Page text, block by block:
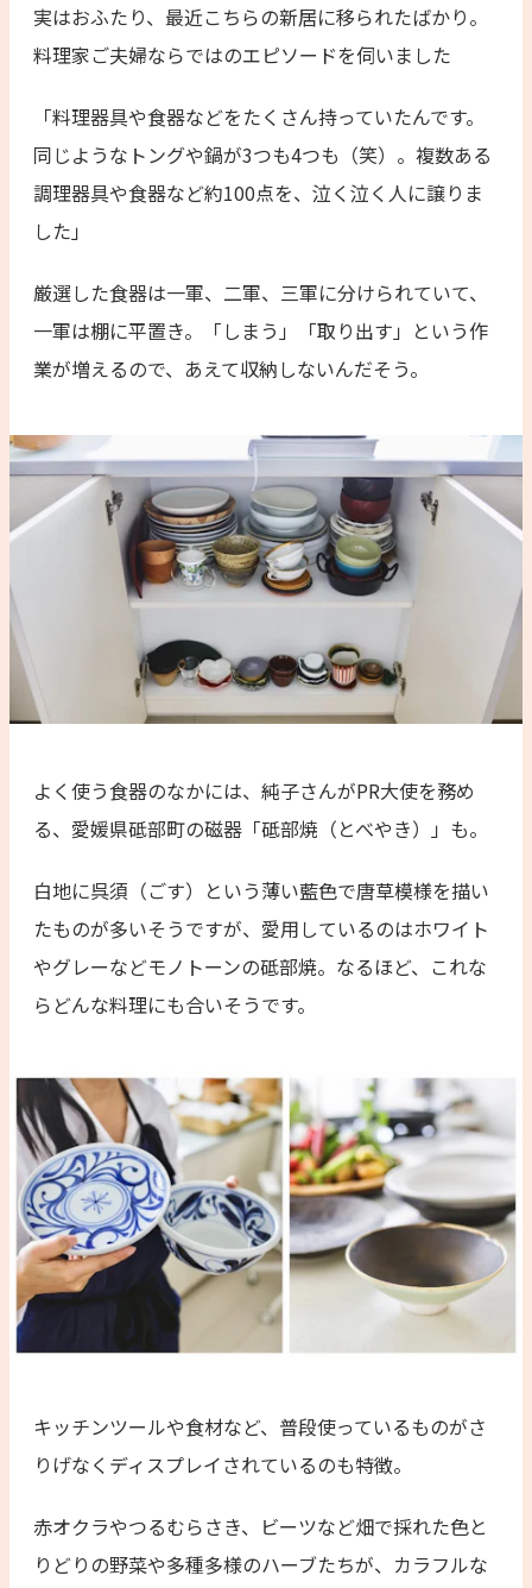
実はおふたり、最近こちらの新居に移られたばかり。
料理家ご夫婦ならではのエピソードを伺いました
「料理器具や食器などをたくさん持っていたんです。
同じようなトングや鍋が3つも4つも（笑）。複数ある
調理器具や食器など約100点を、泣く泣く人に譲りま
した」
厳選した食器は一軍、二軍、三軍に分けられていて、
一軍は棚に平置き。「しまう」「取り出す」という作
業が増えるので、あえて収納しないんだそう。
よく使う食器のなかには、純子さんがPR大使を務め
る、愛媛県砥部町の磁器「砥部焼（とべやき）」も。
白地に呉須（ごす）という薄い藍色で唐草模様を描い
たものが多いそうですが、愛用しているのはホワイト
やグレーなどモノトーンの砥部焼。なるほど、これな
らどんな料理にも合いそうです。
キッチンツールや食材など、普段使っているものがさ
りげなくディスプレイされているのも特徴。
赤オクラやつるむらさき、ビーツなど畑で採れた色と
りどりの野菜や多種多様のハーブたちが、カラフルな